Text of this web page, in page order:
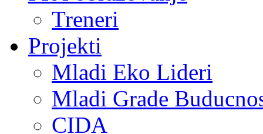
Treneri
Projekti
Mladi Eko Lideri
Mladi Grade
CIDA